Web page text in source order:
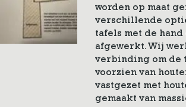
worden op maat
verschillende
tafels met de
afgewerkt. Wij
verbinding om de
voorzien van
vastgezet met
gemaakt van